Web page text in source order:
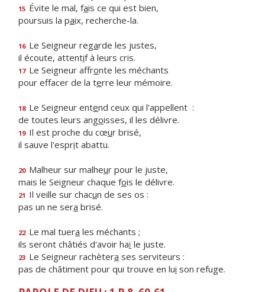
15 Évite le mal, fais ce qui est bien,
poursuis la paix, recherche-la.
16 Le Seigneur regarde les justes,
il écoute, attentif à leurs cris.
17 Le Seigneur affronte les méchants
pour effacer de la terre leur mémoire.
18 Le Seigneur entend ceux qui l'appellent :
de toutes leurs angoisses, il les délivre.
19 Il est proche du cœur brisé,
il sauve l'esprit abattu.
20 Malheur sur malheur pour le juste,
mais le Seigneur chaque fois le délivre.
21 Il veille sur chacun de ses os :
pas un ne sera brisé.
22 Le mal tuera les méchants ;
ils seront châtiés d'avoir haï le juste.
23 Le Seigneur rachètera ses serviteurs :
pas de châtiment pour qui trouve en lui son refuge.